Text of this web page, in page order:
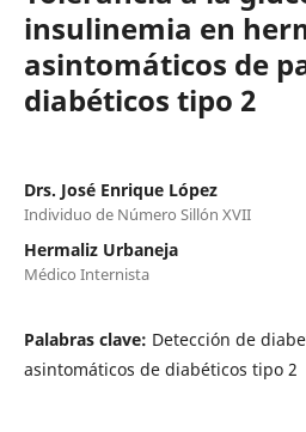
insulinemia en
asintomáticos de
diabéticos tipo 2
Drs. José Enrique López
Individuo de Número Sillón XVII
Hermaliz Urbaneja
Médico Internista
Palabras clave: Detección de
asintomáticos de diabéticos tipo 2